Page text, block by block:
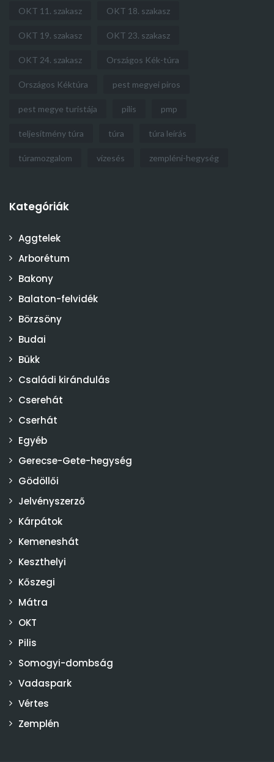
OKT 11. szakasz OKT 18. szakasz
OKT 19. szakasz OKT 23. szakasz
OKT 24. szakasz Országos Kék-túra
Országos Kéktúra pest megyei piros
pest megye turistája pilis pmp
teljesítmény túra túra túra leírás
túramozgalom vízesés zempléni-hegység
Kategóriák
Aggtelek
Arborétum
Bakony
Balaton-felvidék
Börzsöny
Budai
Bükk
Családi kirándulás
Cserehát
Cserhát
Egyéb
Gerecse-Gete-hegység
Gödöllői
Jelvényszerző
Kárpátok
Kemeneshát
Keszthelyi
Kőszegi
Mátra
OKT
Pilis
Somogyi-dombság
Vadaspark
Vértes
Zemplén